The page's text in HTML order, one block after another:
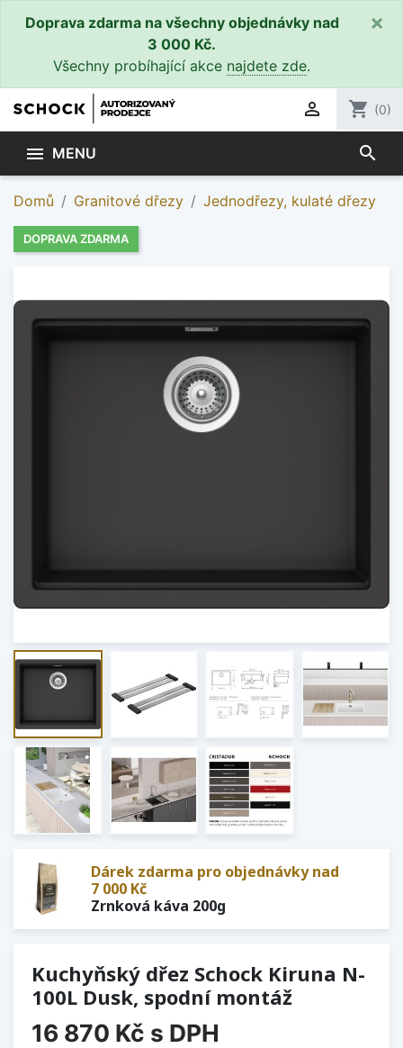
Doprava zdarma na všechny objednávky nad
3 000 Kč.
Všechny probíhající akce najdete zde.
×
 shopping_cart (0)
 MENU search
Domů Granitové dřezy Jednodřezy, kulaté dřezy
DOPRAVA ZDARMA
Dárek zdarma pro objednávky nad
7 000 Kč
Zrnková káva 200g
Kuchyňský dřez Schock Kiruna N-
100L Dusk, spodní montáž
16 870 Kč s DPH